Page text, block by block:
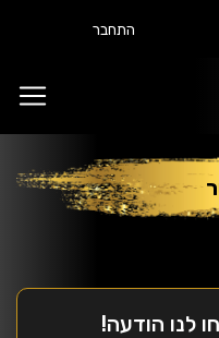
התחבר
לנו הודעה‫!‬